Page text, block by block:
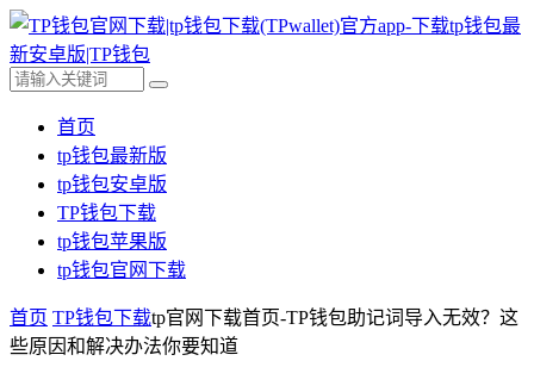
首页
tp钱包最新版
tp钱包安卓版
TP钱包下载
tp钱包苹果版
tp钱包官网下载
首页 TP钱包下载tp官网下载首页-TP钱包助记词导入无效？这
些原因和解决办法你要知道